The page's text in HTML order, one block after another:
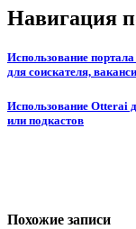
Навигация
Использование
для соискателя,
Использование Otterai
или подкастов
Похожие записи